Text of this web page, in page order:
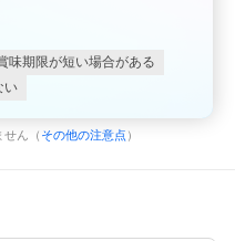
味期限が短い場合がある
い
せん（ その他の注意点 ）